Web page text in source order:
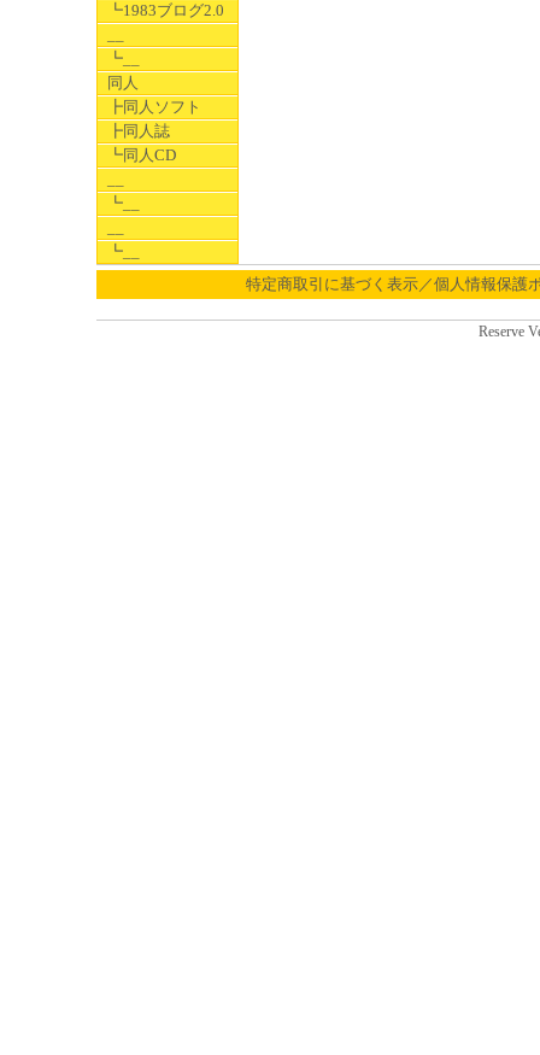
┗1983ブログ2.0
┗__
同人
┣同人ソフト
┣同人誌
┗同人CD
┗__
┗__
特定商取引に基づく表示／個人情報保護
Reserve